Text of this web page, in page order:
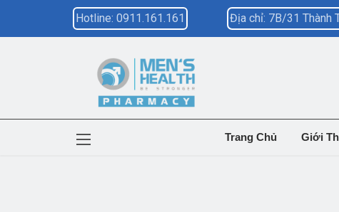
Hotline: 0911.161.161 Địa chỉ: 7B/31 Thành
Trang Chủ Giới